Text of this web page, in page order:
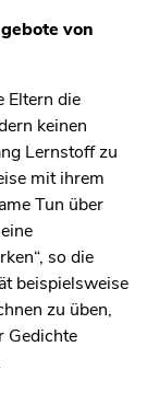
von
Eltern die
keinen
Lernstoff zu
mit ihrem
Tun über
so die
beispielsweise
zu üben,
Gedichte